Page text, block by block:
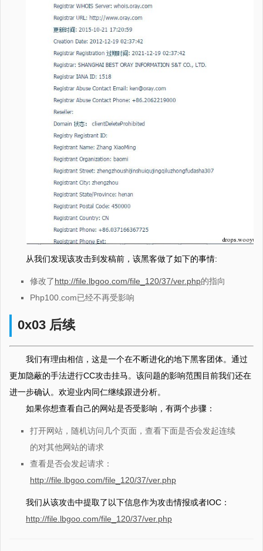
从我们发现该攻击到发稿前，该黑客做了如下的事情:
修改了http://file.lbgoo.com/file_120/37/ver.php的指向
Php100.com已经不再受影响
0x03 后续
我们有理由相信，这是一个在不断进化的地下黑客团体。通过
更加隐蔽的手法进行CC攻击挂马。该问题的影响范围目前我们还在
进一步确认。欢迎业内同仁继续跟进分析。
如果你想查看自己的网站是否受影响，有两个步骤：
打开网站，随机访问几个页面，查看下面是否会发起连续
的对其他网站的请求
查看是否会发起请求：
http://file.lbgoo.com/file_120/37/ver.php
我们从该攻击中提取了以下信息作为攻击情报或者IOC：
http://file.lbgoo.com/file_120/37/ver.php